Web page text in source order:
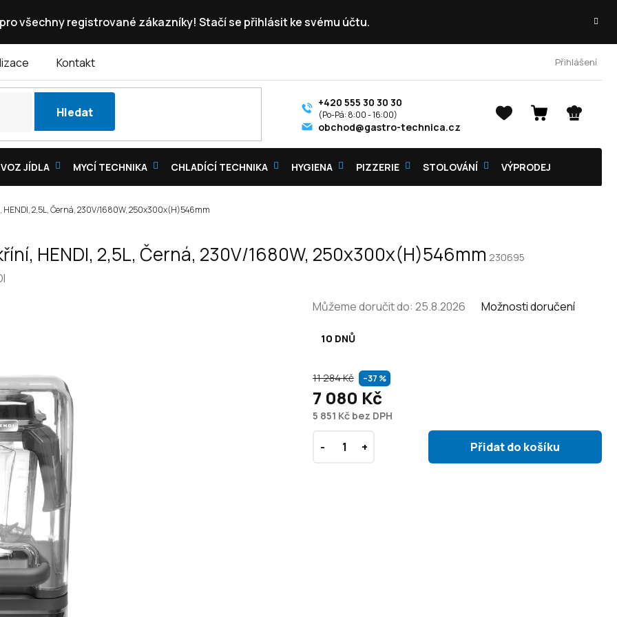
pro všechny registrované zákazníky! Stačí se přihlásit ke svému účtu.
Kontakt Přihlášení
Hledat
NÁKUPNÍ
+420 555 30 30 30
obchod@gastro-technica.cz
JÍDLA MYCÍ TECHNIKA CHLADÍCÍ TECHNIKA HYGIENA PIZZERIE STOLOVÁNÍ VÝPRODEJ
2,5L, Černá, 230V/1680W, 250x300x(H)546mm
HENDI, 2,5L, Černá, 230V/1680W, 250x300x(H)546mm 230695
11 284 Kč –37 %
7 080 Kč
5 851 Kč bez DPH
10 DNŮ
Můžeme doručit do: 25.8.2026 Možnosti doručení
Přidat do košíku